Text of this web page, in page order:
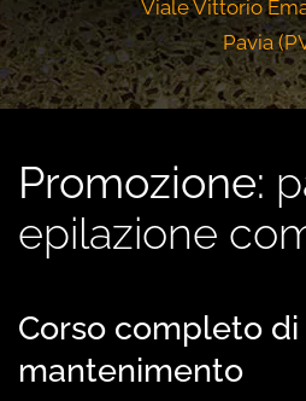
Viale Vittorio
Pavia
Promozione:
epilazione
Corso completo di
mantenimento